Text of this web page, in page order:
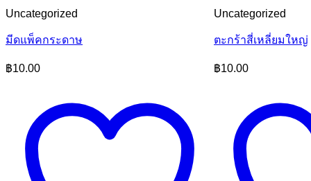
Uncategorized
มีดแพ็คกระดาษ
฿10.00
Uncategorized
ตะกร้าสี่เหลี่ยมใหญ่
฿10.00